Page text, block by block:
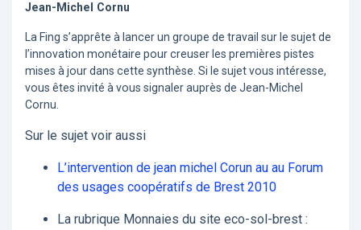
Jean-Michel Cornu
La Fing s’apprête à lancer un groupe de travail sur le sujet de
l’innovation monétaire pour creuser les premières pistes
mises à jour dans cette synthèse. Si le sujet vous intéresse,
vous êtes invité à vous signaler auprès de Jean-Michel
Cornu.
Sur le sujet voir aussi
L’intervention de jean michel Corun au au Forum
des usages coopératifs de Brest 2010
La rubrique Monnaies du site eco-sol-brest :